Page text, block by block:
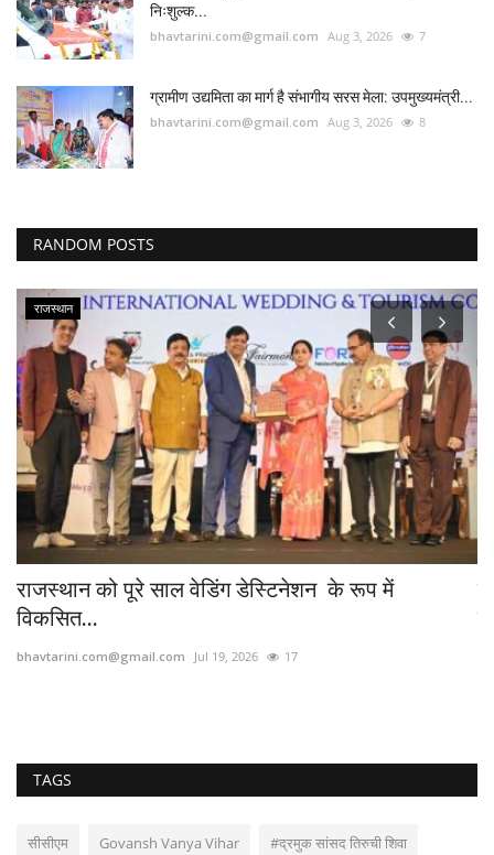
निःशुल्क...
bhavtarini.com@gmail.com Aug 3, 2026 7
ग्रामीण उद्यमिता का मार्ग है संभागीय सरस मेला: उपमुख्यमंत्री...
bhavtarini.com@gmail.com Aug 3, 2026 8
RANDOM POSTS
राजस्थान
राजस्थान को पूरे साल वेडिंग डेस्टिनेशन के रूप में
विकसित...
bhavtarini.com@gmail.com Jul 19, 2026 17
TAGS
सीसीएम Govansh Vanya Vihar #द्रमुक सांसद तिरुची शिवा